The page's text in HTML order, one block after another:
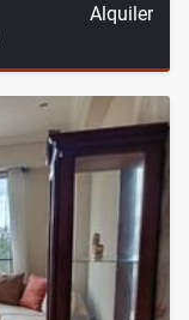
Alquiler